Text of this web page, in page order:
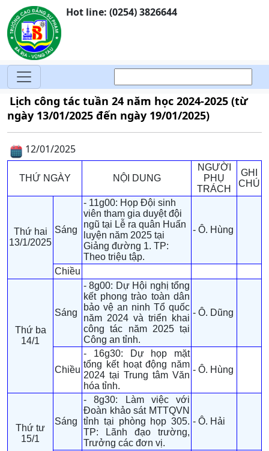
Hot line: (0254) 3826644
Lịch công tác tuần 24 năm học 2024-2025 (từ
ngày 13/01/2025 đến ngày 19/01/2025)
12/01/2025
THỨ NGÀY NỘI DUNG
NGƯỜI
PHỤ
TRÁCH
GHI
CHÚ
Thứ hai
13/1/2025
Sáng
- 11g00: Họp Đội sinh
viên tham gia duyệt đội
ngũ tại Lễ ra quân Huấn
luyện năm 2025 tại
Giảng đường 1. TP:
Theo triệu tập.
- Ô. Hùng
Chiều
Thứ ba
14/1
Sáng
- 8g00: Dự Hội nghị tổng
kết phong trào toàn dân
bảo vệ an ninh Tổ quốc
năm 2024 và triển khai
công tác năm 2025 tại
Công an tỉnh.
- Ô. Dũng
Chiều
- 16g30: Dự họp mặt
tổng kết hoạt động năm
2024 tại Trung tâm Văn
hóa tỉnh.
- Ô. Hùng
Thứ tư
15/1
Sáng
- 8g30: Làm việc với
Đoàn khảo sát MTTQVN
tỉnh tại phòng họp 305.
TP: Lãnh đạo trường,
Trưởng các đơn vị.
- Ô. Hải